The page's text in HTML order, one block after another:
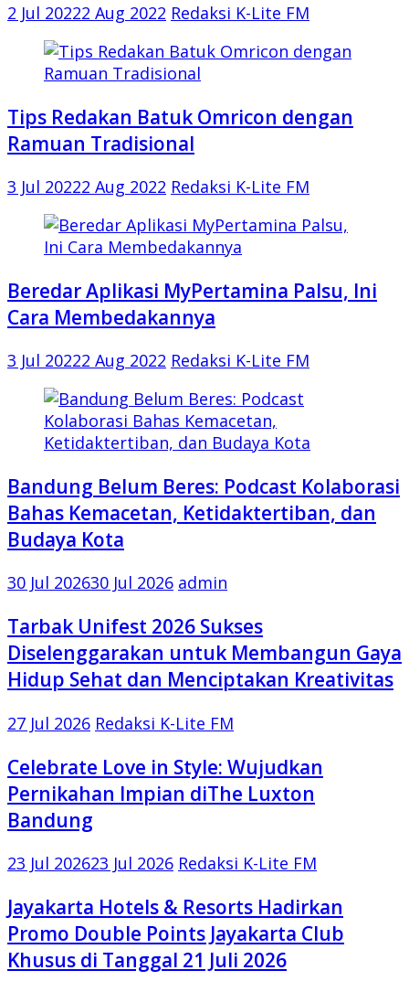
2 Jul 20222 Aug 2022 Redaksi K-Lite FM
Tips Redakan Batuk Omricon dengan
Ramuan Tradisional
3 Jul 20222 Aug 2022 Redaksi K-Lite FM
Beredar Aplikasi MyPertamina Palsu, Ini
Cara Membedakannya
3 Jul 20222 Aug 2022 Redaksi K-Lite FM
Bandung Belum Beres: Podcast Kolaborasi
Bahas Kemacetan, Ketidaktertiban, dan
Budaya Kota
30 Jul 202630 Jul 2026 admin
Tarbak Unifest 2026 Sukses
Diselenggarakan untuk Membangun Gaya
Hidup Sehat dan Menciptakan Kreativitas
27 Jul 2026 Redaksi K-Lite FM
Celebrate Love in Style: Wujudkan
Pernikahan Impian diThe Luxton
Bandung
23 Jul 202623 Jul 2026 Redaksi K-Lite FM
Jayakarta Hotels & Resorts Hadirkan
Promo Double Points Jayakarta Club
Khusus di Tanggal 21 Juli 2026